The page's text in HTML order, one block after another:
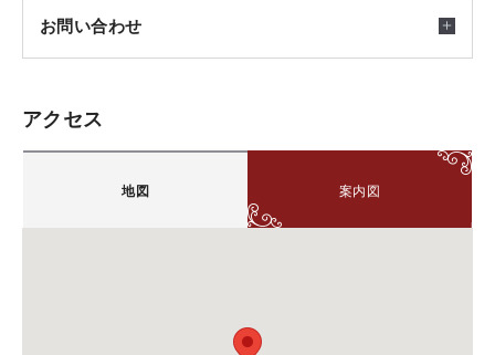
開催日時
り徒歩６分
雨天でも開催致します。
お問い合わせ
積水ハウス株式会社 東京北シャーメゾン支店 シャー
〒175-0094
東京都板橋区成増1-13-17 ソレイユ成増1F
備考：毎週土曜日・日曜日は定休日です。
アクセス
地図 案内図